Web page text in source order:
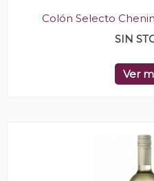
Colón Selecto
SIN
Ver